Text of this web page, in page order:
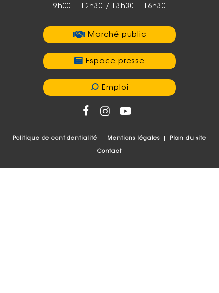
9h00 – 12h30 / 13h30 – 16h30
Marché public
Espace presse
Emploi
Politique de confidentialité Mentions légales Plan du site
Contact